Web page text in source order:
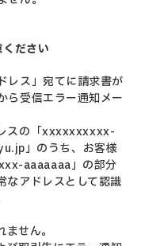
ださい
レス」宛てに請求書が
ら受信エラー通知メー
スの「xxxxxxxxxx-
」のうち、お客様
aaaaaaa」の部分
なアドレスとして認識
せん。